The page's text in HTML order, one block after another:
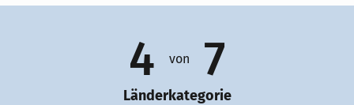
4 von 7
Länderkategorie